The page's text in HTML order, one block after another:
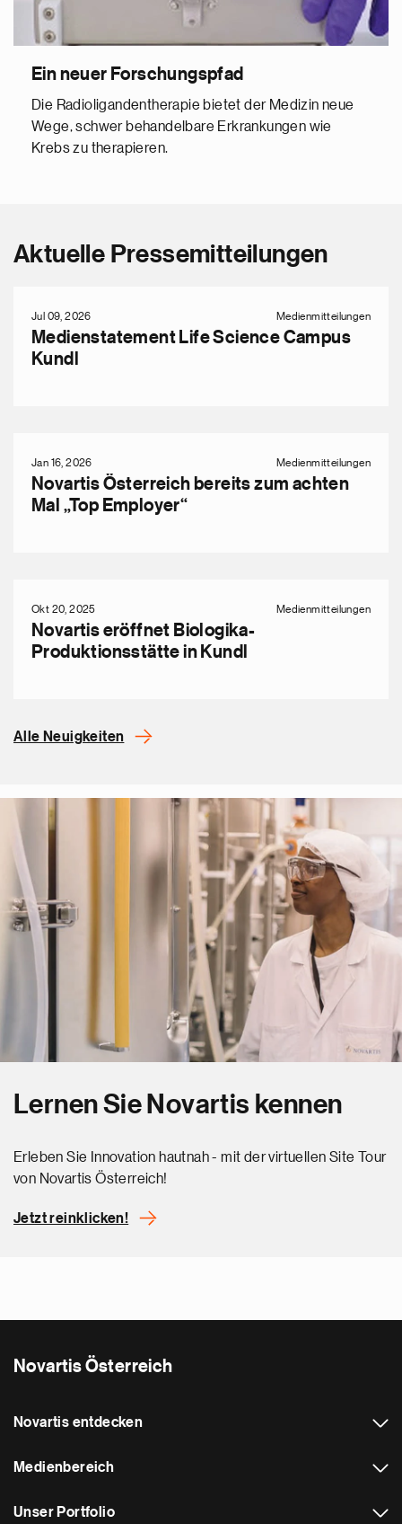
Ein neuer Forschungspfad
Die Radioligandentherapie bietet der Medizin neue
Wege, schwer behandelbare Erkrankungen wie
Krebs zu therapieren.
Aktuelle Pressemitteilungen
Jul 09, 2026 Medienmitteilungen
Medienstatement Life Science Campus
Kundl
Jan 16, 2026 Medienmitteilungen
Novartis Österreich bereits zum achten
Mal „Top Employer“
Okt 20, 2025 Medienmitteilungen
Novartis eröffnet Biologika-
Produktionsstätte in Kundl
Alle Neuigkeiten
Lernen Sie Novartis kennen
Erleben Sie Innovation hautnah - mit der virtuellen Site Tour
von Novartis Österreich!
Jetzt reinklicken!
Novartis Österreich
Novartis entdecken
Medienbereich
Unser Portfolio